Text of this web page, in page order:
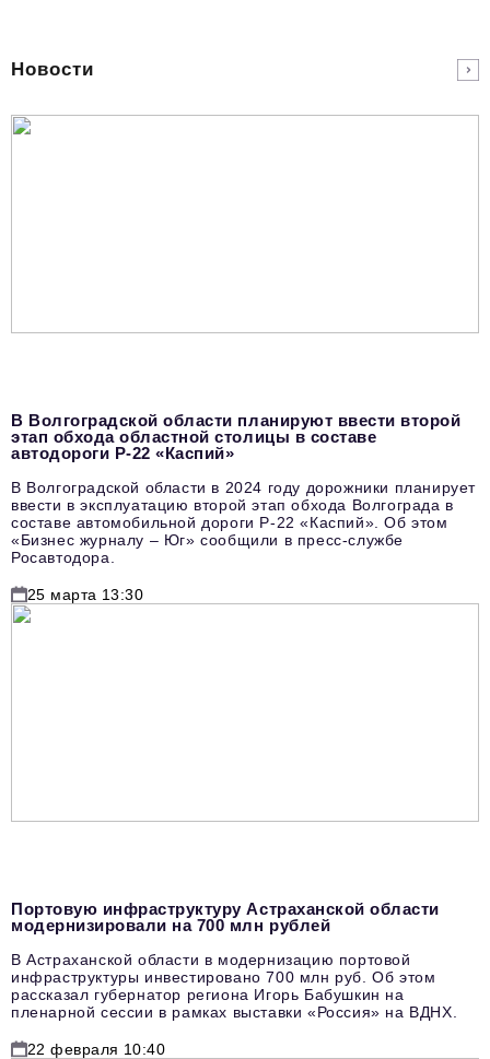
Новости
В Волгоградской области планируют ввести второй
этап обхода областной столицы в составе
автодороги Р-22 «Каспий»
В Волгоградской области в 2024 году дорожники планирует
ввести в эксплуатацию второй этап обхода Волгограда в
составе автомобильной дороги Р-22 «Каспий». Об этом
«Бизнес журналу – Юг» сообщили в пресс-службе
Росавтодора.
25 марта 13:30
Портовую инфраструктуру Астраханской области
модернизировали на 700 млн рублей
В Астраханской области в модернизацию портовой
инфраструктуры инвестировано 700 млн руб. Об этом
рассказал губернатор региона Игорь Бабушкин на
пленарной сессии в рамках выставки «Россия» на ВДНХ.
22 февраля 10:40